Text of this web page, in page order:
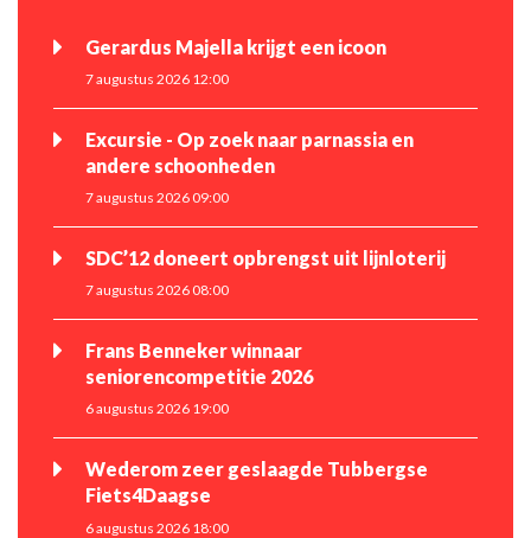
Gerardus Majella krijgt een icoon
7 augustus 2026 12:00
Excursie - Op zoek naar parnassia en
andere schoonheden
7 augustus 2026 09:00
SDC’12 doneert opbrengst uit lijnloterij
7 augustus 2026 08:00
Frans Benneker winnaar
seniorencompetitie 2026
6 augustus 2026 19:00
Wederom zeer geslaagde Tubbergse
Fiets4Daagse
6 augustus 2026 18:00